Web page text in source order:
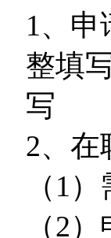
1、申
整填
写
2、在
（1
（2